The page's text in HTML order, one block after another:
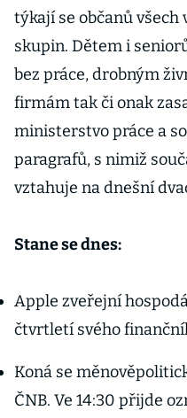
týkají se občanů všech
skupin. Dětem i
bez práce, drobným
firmám tak či onak
ministerstvo práce a
paragrafů, s nimiž
vztahuje na dnešní
Stane se dnes:
Apple zveřejní
čtvrtletí svého
Koná se
ČNB. Ve 14:30 přijde